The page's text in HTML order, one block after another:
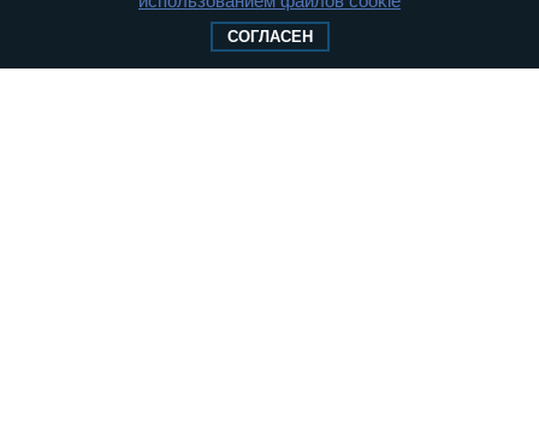
Свидетельство о регистрации Эл № ФС77-
СОГЛАСЕН